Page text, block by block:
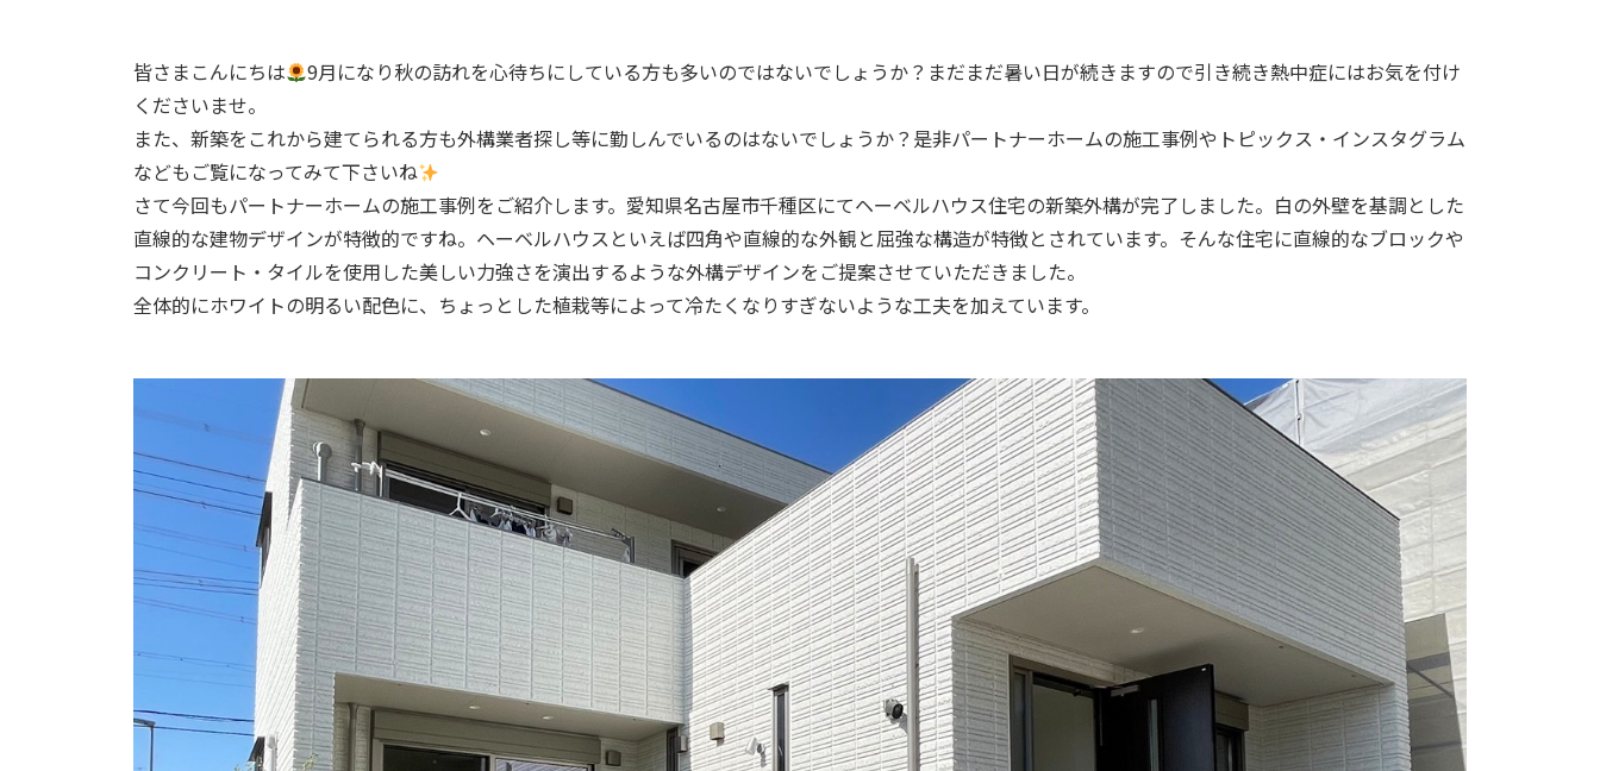
皆さまこんにちは
9月になり秋の訪れを心待ちにしている方も多いのではないでしょうか？まだまだ暑い日が続きますので引き続き熱中症にはお気を付け
くださいませ。
また、新築をこれから建てられる方も外構業者探し等に勤しんでいるのはないでしょうか？是非パートナーホームの施工事例やトピックス・インスタグラム
などもご覧になってみて下さいね
さて今回もパートナーホームの施工事例をご紹介します。愛知県名古屋市千種区にてヘーベルハウス住宅の新築外構が完了しました。白の外壁を基調とした
直線的な建物デザインが特徴的ですね。ヘーベルハウスといえば四角や直線的な外観と屈強な構造が特徴とされています。そんな住宅に直線的なブロックや
コンクリート・タイルを使用した美しい力強さを演出するような外構デザインをご提案させていただきました。
全体的にホワイトの明るい配色に、ちょっとした植栽等によって冷たくなりすぎないような工夫を加えています。